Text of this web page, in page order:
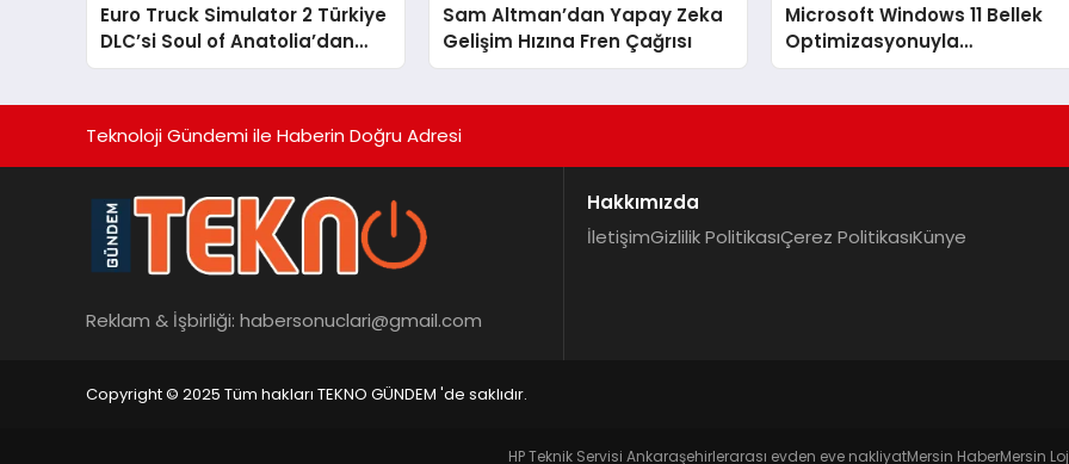
Euro Truck Simulator 2 Türkiye
DLC’si Soul of Anatolia’dan
Yeni Görseller
Sam Altman’dan Yapay Zeka
Gelişim Hızına Fren Çağrısı
Microsoft Windows 11 Bellek
Optimizasyonuyla
Performansı Artırıyor
Teknoloji Gündemi ile Haberin Doğru Adresi
Reklam & İşbirliği: habersonuclari@gmail.com
Hakkımızda
İletişimGizlilik PolitikasıÇerez PolitikasıKünye
Copyright © 2025 Tüm hakları TEKNO GÜNDEM 'de saklıdır.
HP Teknik Servisi Ankaraşehirlerarası evden eve nakliyatMersin HaberMersin